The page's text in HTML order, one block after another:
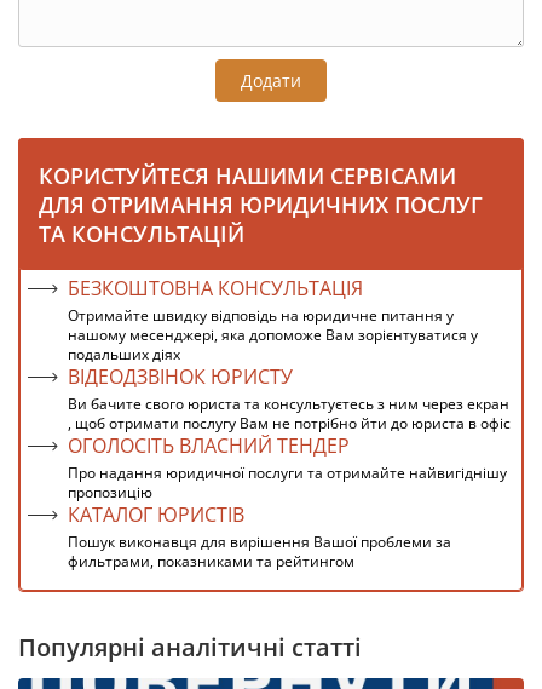
Додати
КОРИСТУЙТЕСЯ НАШИМИ СЕРВІСАМИ
ДЛЯ ОТРИМАННЯ ЮРИДИЧНИХ ПОСЛУГ
ТА КОНСУЛЬТАЦІЙ
БЕЗКОШТОВНА КОНСУЛЬТАЦІЯ
Отримайте швидку відповідь на юридичне питання у
нашому месенджері, яка допоможе Вам зорієнтуватися у
подальших діях
ВІДЕОДЗВІНОК ЮРИСТУ
Ви бачите свого юриста та консультуєтесь з ним через екран
, щоб отримати послугу Вам не потрібно йти до юриста в офіс
ОГОЛОСІТЬ ВЛАСНИЙ ТЕНДЕР
Про надання юридичної послуги та отримайте найвигіднішу
пропозицію
КАТАЛОГ ЮРИСТІВ
Пошук виконавця для вирішення Вашої проблеми за
фильтрами, показниками та рейтингом
Популярні аналітичні статті